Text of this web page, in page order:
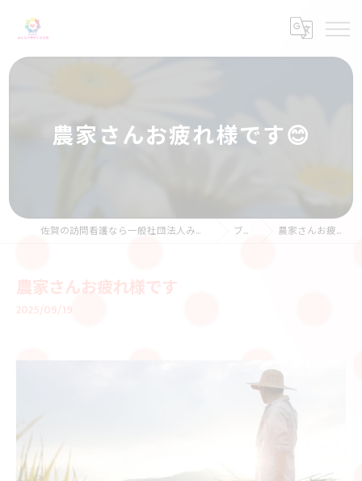
農家さんお疲れ様です😊
佐賀の訪問看護なら一般社団法人みんなで幸せになる会 ブログ 農家さんお疲れ様です
農家さんお疲れ様です
2025/09/19